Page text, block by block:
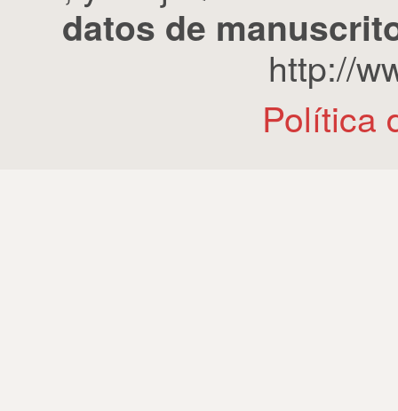
datos de
http://
Política